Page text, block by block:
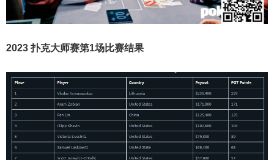
2023 扑克大师赛第1场比赛结果